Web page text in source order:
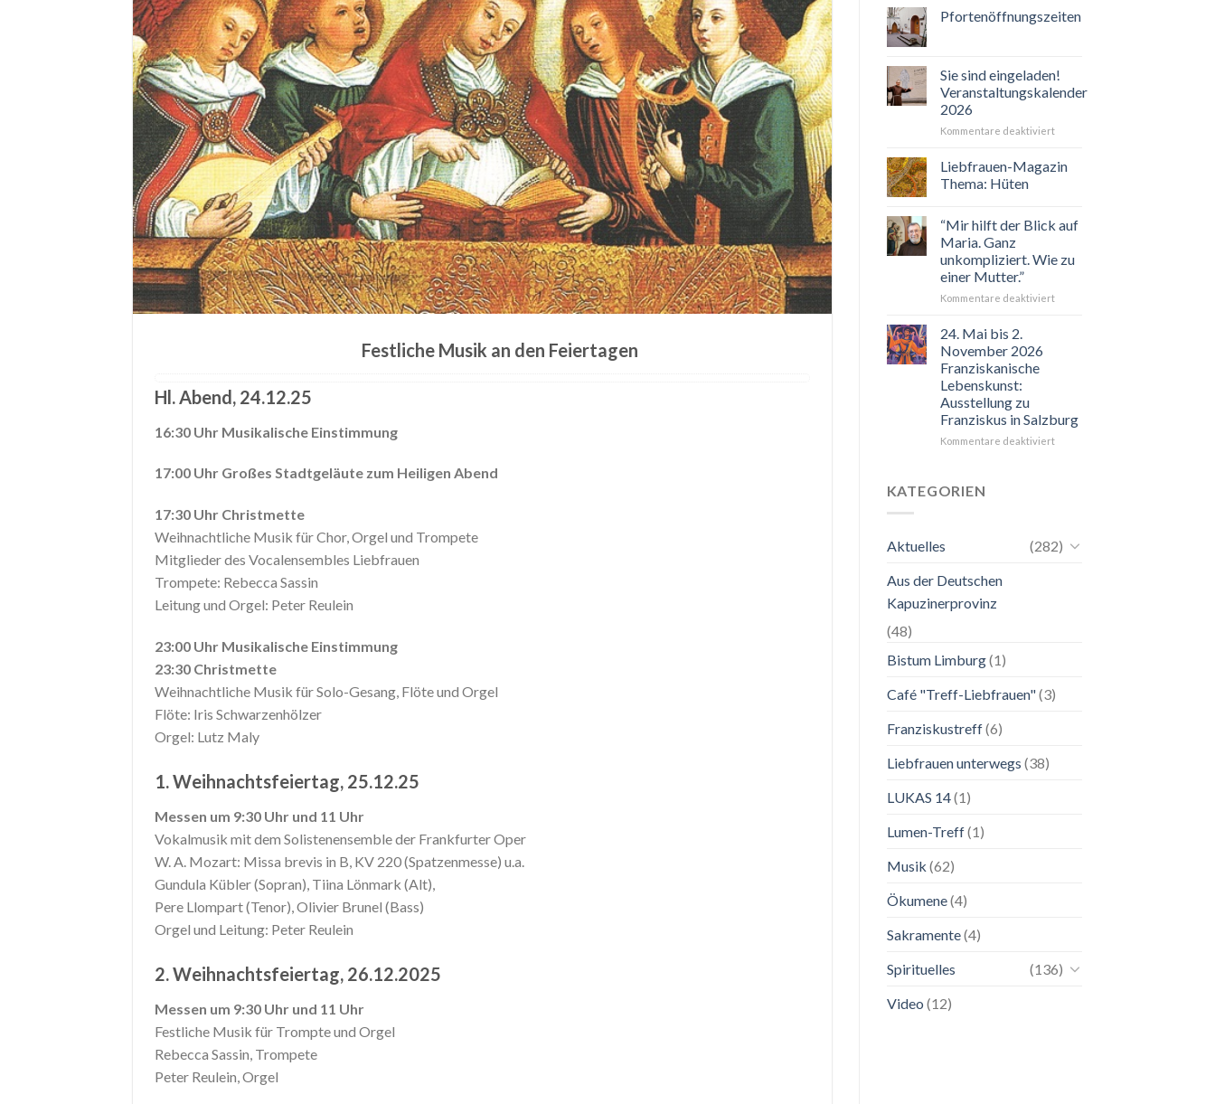
Festliche Musik an den Feiertagen
Hl. Abend, 24.12.25
16:30 Uhr Musikalische Einstimmung
17:00 Uhr Großes Stadtgeläute zum Heiligen Abend
17:30 Uhr Christmette
Weihnachtliche Musik für Chor, Orgel und Trompete
Mitglieder des Vocalensembles Liebfrauen
Trompete: Rebecca Sassin
Leitung und Orgel: Peter Reulein
23:00 Uhr Musikalische Einstimmung
23:30 Christmette
Weihnachtliche Musik für Solo-Gesang, Flöte und Orgel
Flöte: Iris Schwarzenhölzer
Orgel: Lutz Maly
1. Weihnachtsfeiertag, 25.12.25
Messen um 9:30 Uhr und 11 Uhr
Vokalmusik mit dem Solistenensemble der Frankfurter Oper
W. A. Mozart: Missa brevis in B, KV 220 (Spatzenmesse) u.a.
Gundula Kübler (Sopran), Tiina Lönmark (Alt),
Pere Llompart (Tenor), Olivier Brunel (Bass)
Orgel und Leitung: Peter Reulein
2. Weihnachtsfeiertag, 26.12.2025
Messen um 9:30 Uhr und 11 Uhr
Festliche Musik für Trompte und Orgel
Rebecca Sassin, Trompete
Peter Reulein, Orgel
Pfortenöffnungszeiten
Sie sind eingeladen!
Veranstaltungskalender
2026
Kommentare deaktiviertfür
sind
Liebfrauen-Magazin
Thema: Hüten
“Mir hilft der Blick auf
Maria. Ganz
unkompliziert. Wie zu
einer Mutter.”
Kommentare deaktiviertfür
unkompliziert.
24. Mai bis 2.
November 2026
Franziskanische
Lebenskunst:
Ausstellung zu
Franziskus in Salzburg
Kommentare deaktiviertfür
Franziskanische
KATEGORIEN
Aktuelles
(282)
Aus der Deutschen
Kapuzinerprovinz
(48)
Bistum Limburg(1)
Café "Treff-Liebfrauen"(3)
Franziskustreff(6)
Liebfrauen unterwegs (38)
LUKAS 14(1)
Lumen-Treff(1)
Musik (62)
Ökumene(4)
Sakramente(4)
Spirituelles
(136)
Video (12)